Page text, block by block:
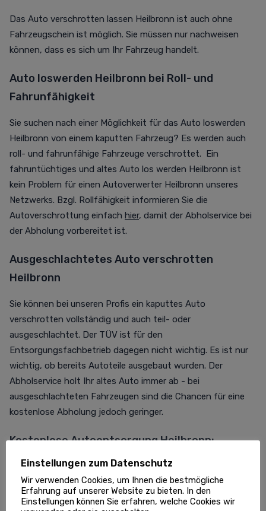
Das Auto verschrotten lassen Heilbronn ist auch ohne
Fahrzeugschein ist möglich. Sie müssen nur nachweisen
können, dass es sich um Ihr Fahrzeug handelt.
Auto loswerden Heilbronn bei Roll- und
Fahrunfähigkeit
Sie suchen nach einer Möglichkeit für das Auto loswerden
Heilbronn von einem kaputten Fahrzeug? Es werden auch
roll- und fahrunfähige Fahrzeuge verschrottet. Ein
fahruntüchtiges und altes Auto los werden Heilbronn ist
kein Problem für einen Autoverwerter Heilbronn unseres
Netzwerks. Bzgl. Rollfähigkeit informieren Sie die
Autoverschrottung einfach hier, damit der Abholservice bei
der Abholung vorbereitet ist.
Ausgeschlachtetes Auto verschrotten
Heilbronn
Sie können bei unseren Profis ein kaputtes Auto
verschrotten vollständig und auch teil- oder
ausgeschlachtet. Der TÜV ist für den
Entsorgungsfachbetrieb dagegen nicht wichtig. Es ist nur
wichtig, ob bereits Autoteile ausgebaut wurden. Der
Abholservice holt Ihr altes Auto immer ab - bei
ausgeschlachteten Fahrzeugen sind die Chancen für eine
kostenlose Abholung jedoch geringer.
Kostenlose Autoentsorgung Heilbronn:
Checkliste
Das benötigt der Autoentsorger Heilbronn von Ihnen zum
Schrottauto abholen lassen Heilbronn: Falls Sie Ihr
Einstellungen zum Datenschutz
Wir verwenden Cookies, um Ihnen die bestmögliche
Erfahrung auf unserer Website zu bieten. In den
Einstellungen können Sie erfahren, welche Cookies wir